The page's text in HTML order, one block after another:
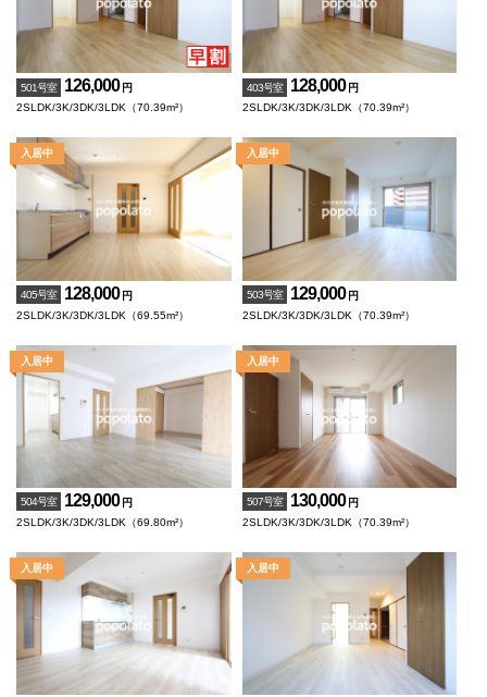
501号室 126,000 円
2SLDK/3K/3DK/3LDK（70.39m²）
403号室 128,000 円
2SLDK/3K/3DK/3LDK（70.39m²）
405号室 128,000 円
2SLDK/3K/3DK/3LDK（69.55m²）
503号室 129,000 円
2SLDK/3K/3DK/3LDK（70.39m²）
504号室 129,000 円
2SLDK/3K/3DK/3LDK（69.80m²）
507号室 130,000 円
2SLDK/3K/3DK/3LDK（70.39m²）